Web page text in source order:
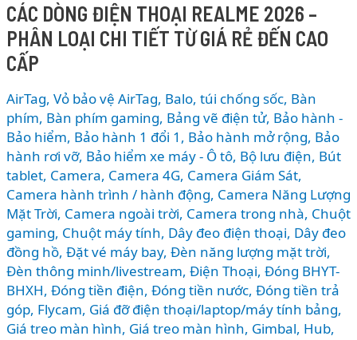
vs
Sony
WH-
1000XM6
vs
Bose
QC
Ultra:
Đâu
là
tai
nghe
chống
ồn
tốt
nhất
CÁC DÒNG ĐIỆN THOẠI REALME 2026 –
PHÂN LOẠI CHI TIẾT TỪ GIÁ RẺ ĐẾN CAO
CẤP
AirTag, Vỏ bảo vệ AirTag, Balo, túi chống sốc, Bàn
phím, Bàn phím gaming, Bảng vẽ điện tử, Bảo hành -
Bảo hiểm, Bảo hành 1 đổi 1 , Bảo hành mở rộng, Bảo
hành rơi vỡ, Bảo hiểm xe máy - Ô tô, Bộ lưu điện, Bút
tablet, Camera, Camera 4G, Camera Giám Sát,
Camera hành trình / hành động, Camera Năng Lượng
Mặt Trời, Camera ngoài trời, Camera trong nhà, Chuột
gaming, Chuột máy tính, Dây đeo điện thoại, Dây đeo
đồng hồ, Đặt vé máy bay, Đèn năng lượng mặt trời,
Đèn thông minh/livestream, Điện Thoại, Đóng BHYT-
BHXH, Đóng tiền điện, Đóng tiền nước, Đóng tiền trả
góp, Flycam, Giá đỡ điện thoại/laptop/máy tính bảng,
Giá treo màn hình, Giá treo màn hình, Gimbal, Hub,